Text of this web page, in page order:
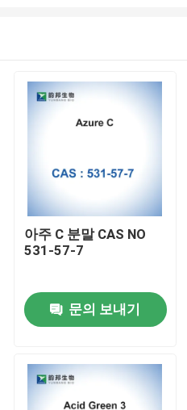
아주 C 분말 CAS NO
531-57-7
문의 보내기